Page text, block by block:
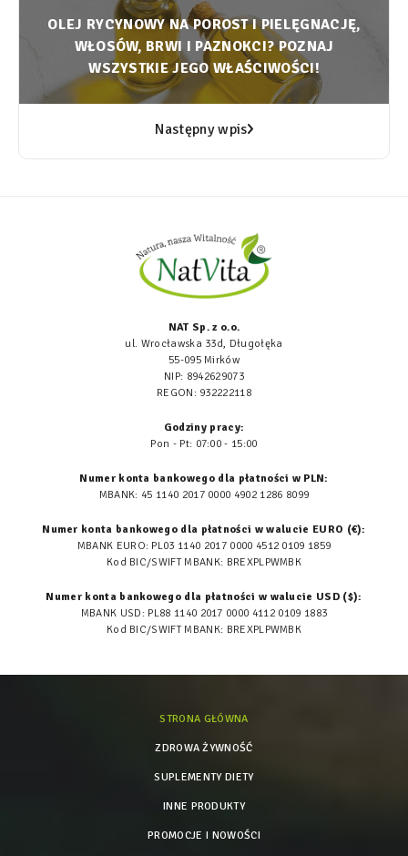
OLEJ RYCYNOWY NA POROST I PIELĘGNACJĘ,
WŁOSÓW, BRWI I PAZNOKCI? POZNAJ
WSZYSTKIE JEGO WŁAŚCIWOŚCI!
Następny wpis
NAT Sp. z o.o.
ul. Wrocławska 33d, Długołęka
55-095 Mirków
NIP: 8942629073
REGON: 932222118
Godziny pracy:
Pon - Pt: 07:00 - 15:00
Numer konta bankowego dla płatności w PLN:
MBANK: 45 1140 2017 0000 4902 1286 8099
Numer konta bankowego dla płatności w walucie EURO (€):
MBANK EURO: PL03 1140 2017 0000 4512 0109 1859
Kod BIC/SWIFT MBANK: BREXPLPWMBK
Numer konta bankowego dla płatności w walucie USD ($):
MBANK USD: PL88 1140 2017 0000 4112 0109 1883
Kod BIC/SWIFT MBANK: BREXPLPWMBK
STRONA GŁÓWNA
ZDROWA ŻYWNOŚĆ
SUPLEMENTY DIETY
INNE PRODUKTY
PROMOCJE I NOWOŚCI